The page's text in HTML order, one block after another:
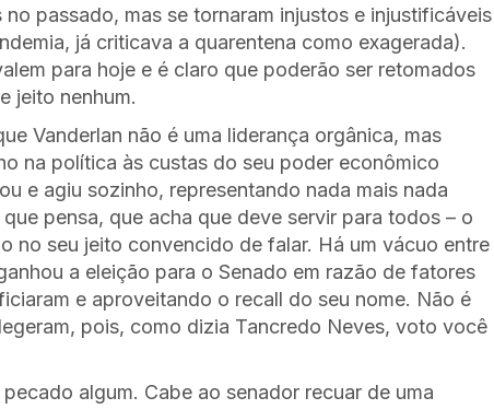
no passado, mas se tornaram injustos e injustificáveis
já criticava a quarentena como exagerada).
para hoje e é claro que poderão ser retomados
jeito nenhum.
Vanderlan não é uma liderança orgânica, mas
na política às custas do seu poder econômico
e agiu sozinho, representando nada mais nada
pensa, que acha que deve servir para todos – o
no seu jeito convencido de falar. Há um vácuo entre
a eleição para o Senado em razão de fatores
e aproveitando o recall do seu nome. Não é
pois, como dizia Tancredo Neves, voto você
algum. Cabe ao senador recuar de uma